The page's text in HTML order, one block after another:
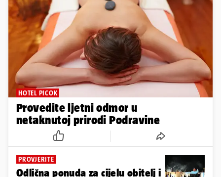
HOTEL PICOK
Provedite ljetni odmor u
netaknutoj prirodi Podravine
PROVJERITE
Odlična ponuda za cijelu obitelj i